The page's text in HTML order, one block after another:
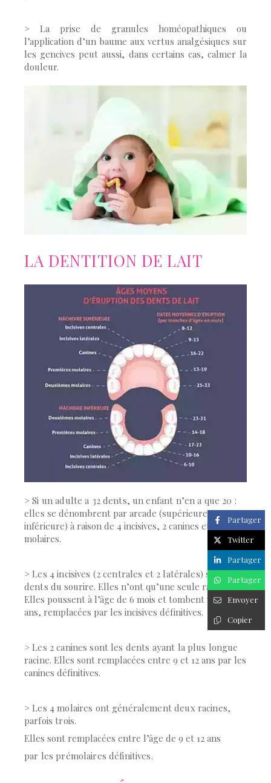
> La prise de granules homéopathiques ou
l’application d’un baume aux vertus analgésiques sur
les gencives peut aussi, dans certains cas, calmer la
douleur.
LA DENTITION DE LAIT
> Si un adulte a 32 dents, un enfant n’en a que 20 :
elles sedénombrent par arcade (supérieure ou
inférieure) à raison de 4 incisives, 2 canines et 4
molaires.
> Les 4 incisives (2 centrales et 2 latérales) sont les
dents du sourire. Elles n’ont qu’une seule racine.
Elles poussent à l’âge de 6 mois et tombent vers 6
ans, remplacées par les incisives définitives.
> Les 2 canines sont les dents ayant la plus longue
racine.Elles sont remplacées entre 9 et 12 ans par les
canines définitives.
> Les 4 molaires ont généralement deux racines,
parfois trois.
Elles sont remplacées entre l’âge de 9 et 12 ans
par les prémolaires définitives.
Partager
Twitter
Partager
Partager
Envoyer
Copier